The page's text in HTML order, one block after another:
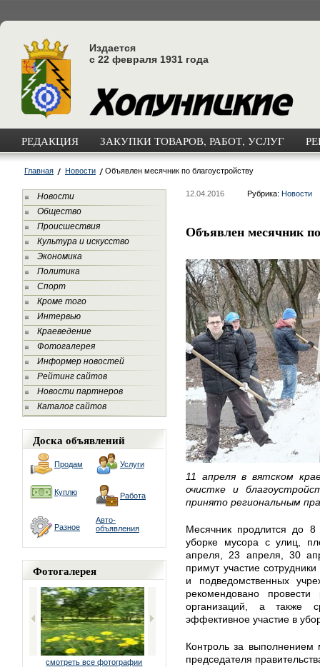
Издается
с 22 февраля 1931 года
РЕДАКЦИЯ ЗАКУПКИ ТОВАРОВ, РАБОТ, УСЛУГ
Главная Новости Объявлен месячник по благоустройству
Новости
Общество
Происшествия
Культура и искусство
Экономика
Политика
Спорт
Кроме того
Интервью
Краеведение
Фотогалерея
Информер новостей
Рейтинг сайтов
Новости партнеров
Каталог сайтов
Доска объявлений
Продам Услуги
Куплю Работа
Разное
Авто-
объявления
Фотогалерея
смотреть все фотографии
12.04.2016 Рубрика: Новости
Объявлен месячник
11 апреля в вятском
очистке и
принято региональным
Месячник продлится до 8
уборке мусора с улиц,
апреля, 23 апреля, 30
примут участие
и подведомственных
рекомендовано
организаций, а также
эффективное участие в
Контроль за выполнением
председателя